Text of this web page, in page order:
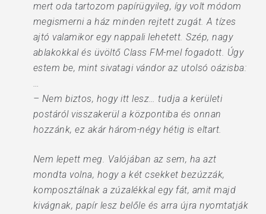
mert oda tartozom papírügyileg, így volt módom
megismerni a ház minden rejtett zugát. A tízes
ajtó valamikor egy nappali lehetett. Szép, nagy
ablakokkal és üvöltő Class FM-mel fogadott. Úgy
estem be, mint sivatagi vándor az utolsó oázisba:
…
– Nem biztos, hogy itt lesz… tudja a kerületi
postáról visszakerül a központiba és onnan
hozzánk, ez akár három-négy hétig is eltart.
Nem lepett meg. Valójában az sem, ha azt
mondta volna, hogy a két csekket bezúzzák,
komposztálnak a zúzalékkal egy fát, amit majd
kivágnak, papír lesz belőle és arra újra nyomtatják